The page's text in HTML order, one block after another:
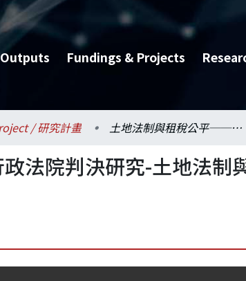
Fundings & Projects
/ 研究計畫 土地法制與租稅公平──行政法院判決研究-土地法制與遺產稅裁判研究(子計畫一)
法院判決研究-土地法制